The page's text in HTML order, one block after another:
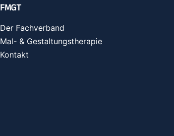
FMGT
Der Fachverband
Mal- & Gestaltungstherapie
Kontakt